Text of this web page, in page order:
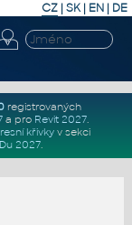
CZ | SK| EN | DE
registrovaných
a pro Revit 2027.
křivkyv sekci
2027.